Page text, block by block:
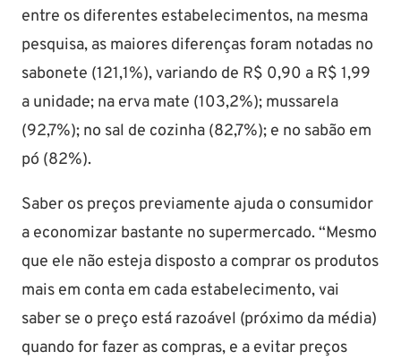
entre os diferentes estabelecimentos, na mesma
pesquisa, as maiores diferenças foram notadas no
sabonete (121,1%), variando de R$ 0,90 a R$ 1,99
a unidade; na erva mate (103,2%); mussarela
(92,7%); no sal de cozinha (82,7%); e no sabão em
pó (82%).
Saber os preços previamente ajuda o consumidor
a economizar bastante no supermercado. “Mesmo
que ele não esteja disposto a comprar os produtos
mais em conta em cada estabelecimento, vai
saber se o preço está razoável (próximo da média)
quando for fazer as compras, e a evitar preços